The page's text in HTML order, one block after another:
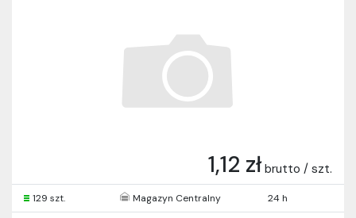
1,12 zł brutto / szt.
129 szt. Magazyn Centralny 24 h